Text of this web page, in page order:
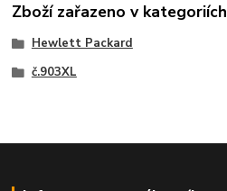
Zboží zařazeno v kategoriích
Hewlett Packard
č.903XL